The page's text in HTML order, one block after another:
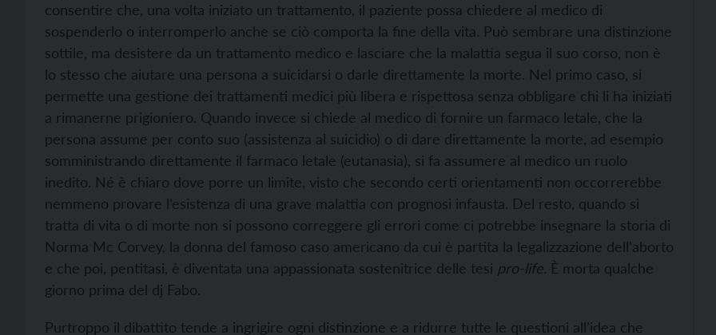
consentire che, una volta iniziato un trattamento, il paziente possa chiedere al medico di
sospenderlo o interromperlo anche se ciò comporta la fine della vita. Può sembrare una distinzione
sottile, ma desistere da un trattamento medico e lasciare che la malattia segua il suo corso, non è
lo stesso che aiutare una persona a suicidarsi o darle direttamente la morte. Nel primo caso, si
permette una gestione dei trattamenti medici più libera e rispettosa senza obbligare chi li ha iniziati
a rimanerne prigioniero. Quando invece si chiede al medico di fornire un farmaco letale, che la
persona assume per conto suo (assistenza al suicidio) o di dare direttamente la morte, ad esempio
somministrando direttamente il farmaco letale (eutanasia), si fa assumere al medico un ruolo
inedito. Né è chiaro dove porre un limite, visto che secondo certi orientamenti non occorrerebbe
nemmeno provare l’esistenza di una grave malattia con prognosi infausta. Del resto, quando si
tratta di vita o di morte non si possono correggere gli errori come ci potrebbe insegnare la storia di
Norma Mc Corvey, la donna del famoso caso americano da cui è partita la legalizzazione dell’aborto
e che poi, pentitasi, è diventata una appassionata sostenitrice delle tesi pro-life. È morta qualche
giorno prima del dj Fabo.
Purtroppo il dibattito tende a ingrigire ogni distinzione e a ridurre tutte le questioni all’idea che